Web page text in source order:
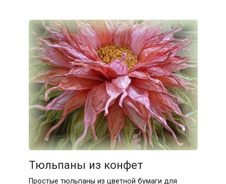
Тюльпаны из конфет
Простые тюльпаны из цветной бумаги для